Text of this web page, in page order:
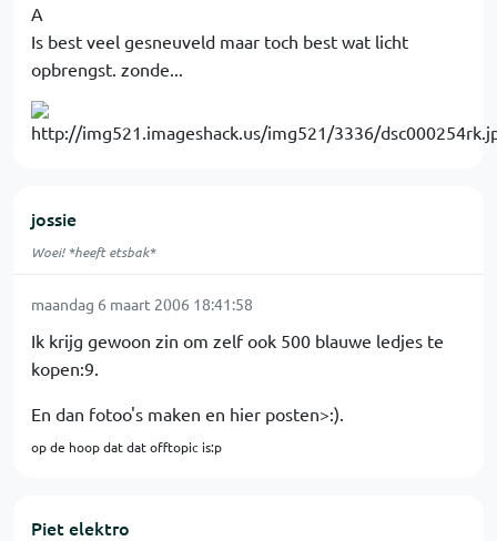
A
Is best veel gesneuveld maar toch best wat licht
opbrengst. zonde...
jossie
Woei! *heeft etsbak*
maandag 6 maart 2006 18:41:58
Ik krijg gewoon zin om zelf ook 500 blauwe ledjes te
kopen:9.
En dan fotoo's maken en hier posten>:).
op de hoop dat dat offtopic is:p
Piet elektro